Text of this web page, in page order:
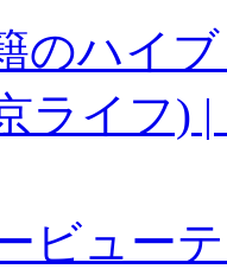
のハイ
ライフ)
ビュー